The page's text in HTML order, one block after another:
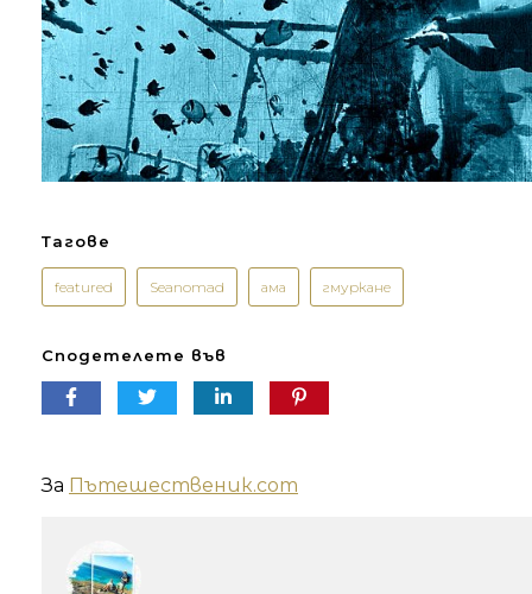
Тагове
featured Seanomad ама гмуркане
Сподетелете във
За Пътешественик.com